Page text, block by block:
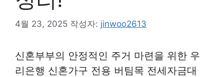
4월 23, 2025 작성자: jinwoo2613
신혼부부의 안정적인 주거 마련을 위한 우
리은행 신혼가구 전용 버팀목 전세자금대